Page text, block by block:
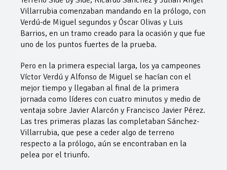
Villarrubia comenzaban mandando en la prólogo, con
Verdú-de Miguel segundos y Óscar Olivas y Luis
Barrios, en un tramo creado para la ocasión y que fue
uno de los puntos fuertes de la prueba.
Pero en la primera especial larga, los ya campeones
Víctor Verdú y Alfonso de Miguel se hacían con el
mejor tiempo y llegaban al final de la primera
jornada como líderes con cuatro minutos y medio de
ventaja sobre Javier Alarcón y Francisco Javier Pérez.
Las tres primeras plazas las completaban Sánchez-
Villarrubia, que pese a ceder algo de terreno
respecto a la prólogo, aún se encontraban en la
pelea por el triunfo.